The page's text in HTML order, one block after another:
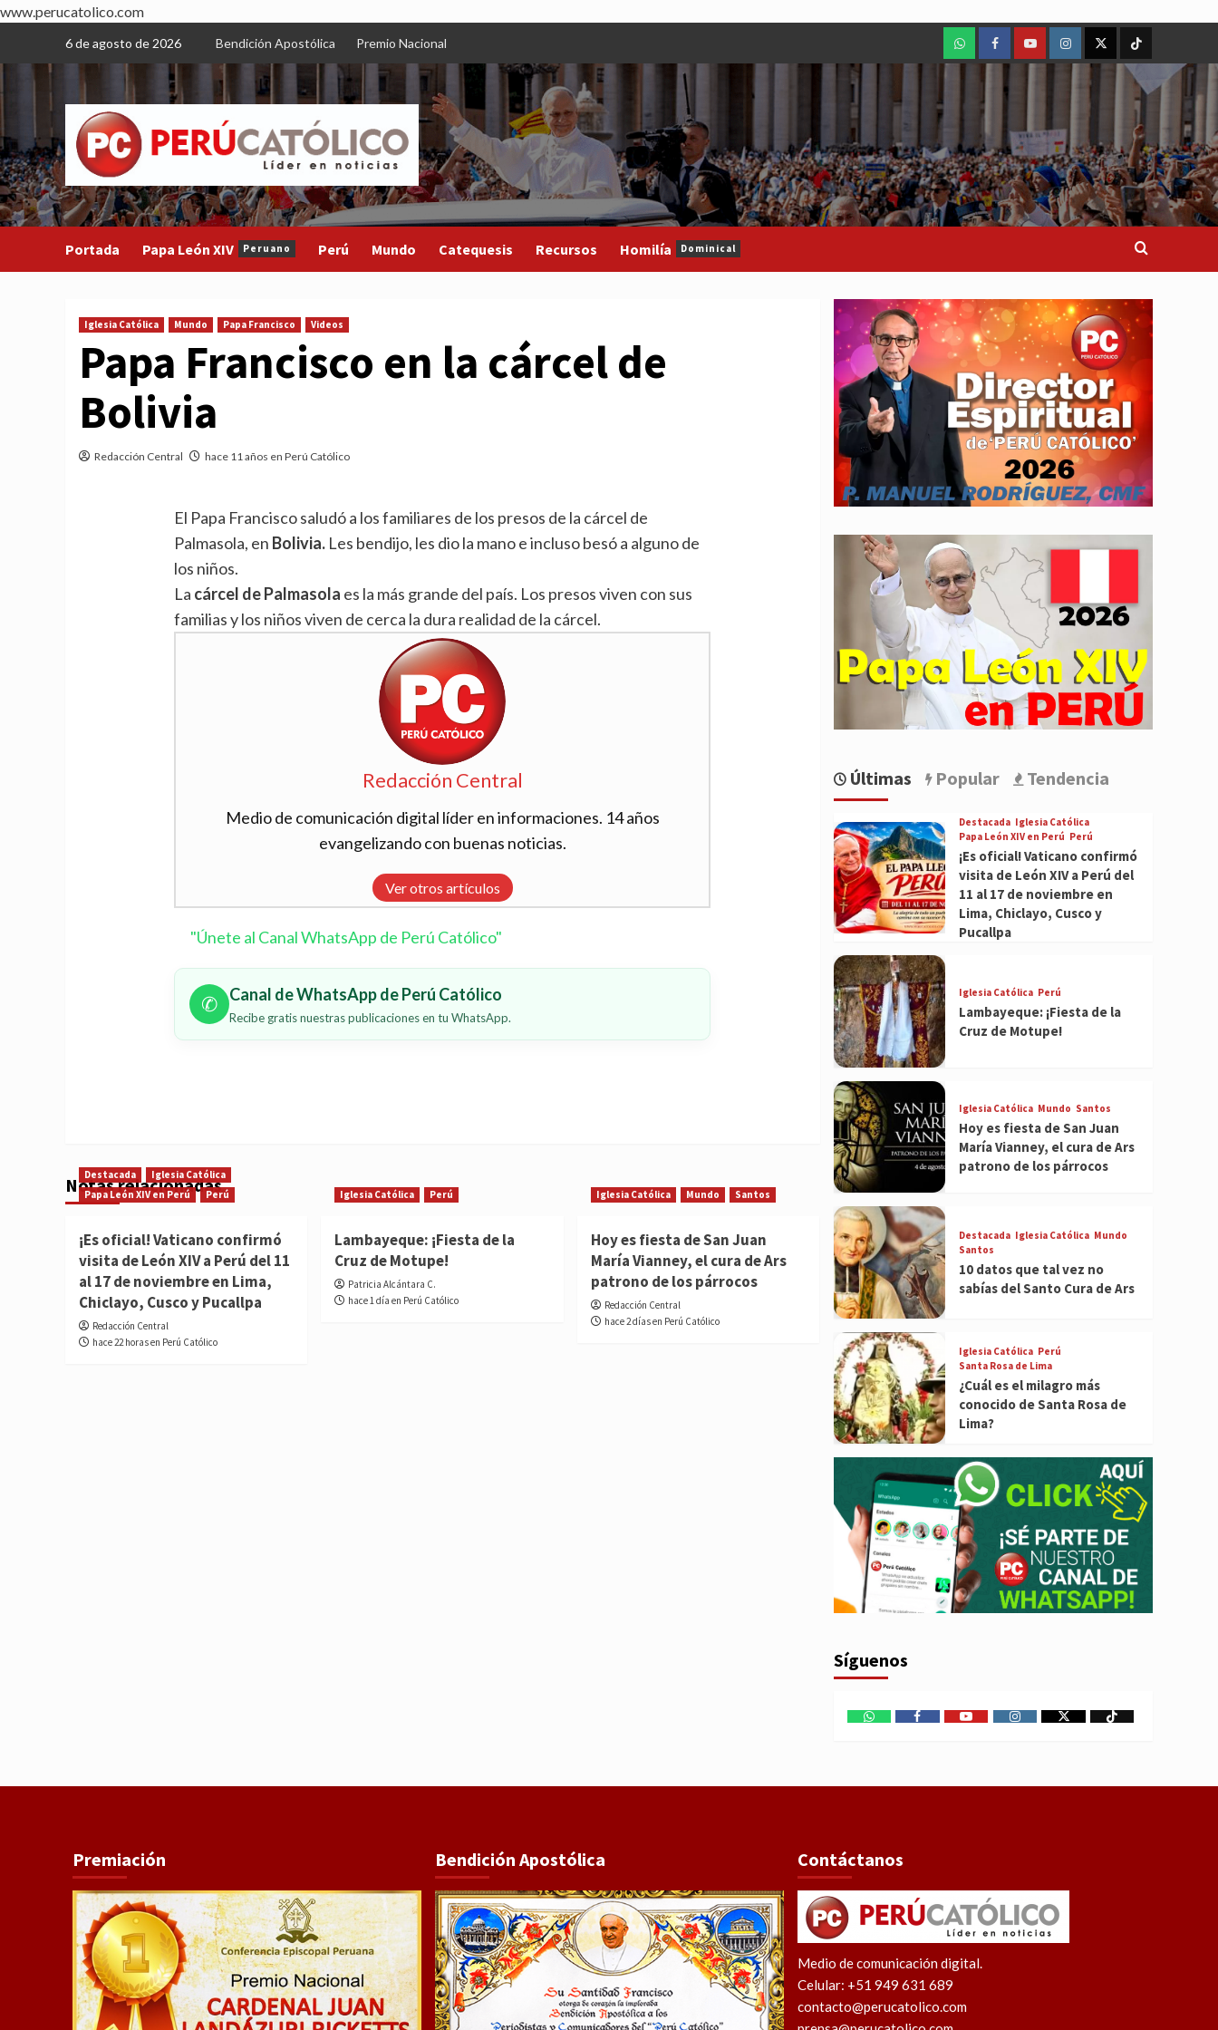
www.perucatolico.com
content
6 de agosto de 2026 Bendición Apostólica Premio Nacional
WhatsAppFacebookYoutubeInstagram
X TikTok
Portada Papa León XIV Peruano Perú Mundo Catequesis Recursos Homilía Dominical
Iglesia Católica Mundo Papa Francisco Videos
Papa Francisco en la cárcel de
Bolivia
Redacción Central hace 11 años en Perú Católico
El Papa Francisco saludó a los familiares de los presos de la cárcel de
Palmasola, en Bolivia. Les bendijo, les dio la mano e incluso besó a alguno de
los niños.
La cárcel de Palmasola es la más grande del país. Los presos viven con sus
familias y los niños viven de cerca la dura realidad de la cárcel.
Redacción Central
Medio de comunicación digital líder en informaciones. 14 años
evangelizando con buenas noticias.
Ver otros artículos
"Únete al Canal WhatsApp de Perú Católico"
✆ Canal de WhatsApp de Perú Católico
Recibe gratis nuestras publicaciones en tu WhatsApp.
Notas relacionadas
Destacada
Iglesia Católica
Papa León XIV en Perú
Perú
¡Es oficial! Vaticano confirmó
visita de León XIV a Perú del 11
al 17 de noviembre en Lima,
Chiclayo, Cusco y Pucallpa
Redacción Central
hace 22 horas en Perú Católico
Iglesia Católica Perú
Lambayeque: ¡Fiesta de la
Cruz de Motupe!
Patricia Alcántara C.
hace 1 día en Perú Católico
Iglesia Católica Mundo Santos
Hoy es fiesta de San Juan
María Vianney, el cura de Ars
patrono de los párrocos
Redacción Central
hace 2 días en Perú Católico
Últimas Popular Tendencia
Destacada Iglesia Católica
Papa León XIV en Perú Perú
¡Es oficial! Vaticano confirmó
visita de León XIV a Perú del
11 al 17 de noviembre en
Lima, Chiclayo, Cusco y
Pucallpa
Iglesia Católica Perú
Lambayeque: ¡Fiesta de la
Cruz de Motupe!
Iglesia Católica Mundo Santos
Hoy es fiesta de San Juan
María Vianney, el cura de Ars
patrono de los párrocos
Destacada Iglesia Católica Mundo
Santos
10 datos que tal vez no
sabías del Santo Cura de Ars
Iglesia Católica Perú
Santa Rosa de Lima
¿Cuál es el milagro más
conocido de Santa Rosa de
Lima?
Síguenos
WhatsAppFacebookYoutubeInstagram
X TikTok
Premiación Bendición Apostólica Contáctanos
Medio de comunicación digital.
Celular: +51 949 631 689
contacto@perucatolico.com